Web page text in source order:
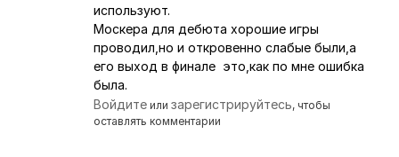
используют.
Москера для дебюта хорошие игры
проводил,но и откровенно слабые были,а
его выход в финале это,как по мне ошибка
была.
Войдите илизарегистрируйтесь, чтобы
оставлять комментарии